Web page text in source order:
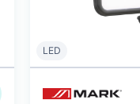
LED